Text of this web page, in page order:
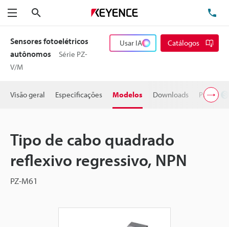
Menu
Sensores fotoelétricos
autônomos
Série PZ-
V/M
Usar IA Catálogos
Visão geral Especificações Modelos Downloads Preço
Tipo de cabo quadrado
reflexivo regressivo, NPN
PZ-M61